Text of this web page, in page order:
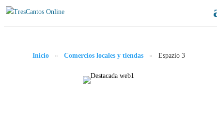
Inicio » Comercios locales y tiendas » Espazio 3